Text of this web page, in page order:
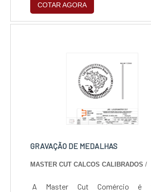
importantes com o materialComo
laser é um processo de
COTAR AGORA
GRAVAÇÃO DE MEDALHAS
MASTER CUT CALCOS CALIBRADOS /
A Master Cut Comércio é